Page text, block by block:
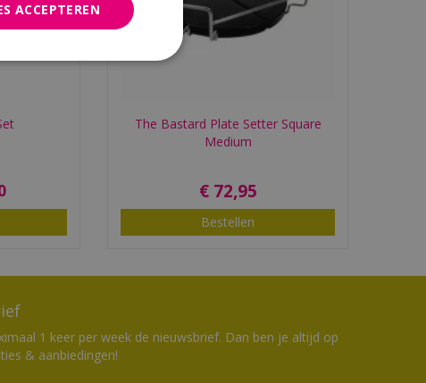
The Bastard Plate Setter Square
Medium
€ 72,95
Bestellen
1 keer per week de nieuwsbrief. Dan ben je altijd op
& aanbiedingen!
ACCEPTEREN